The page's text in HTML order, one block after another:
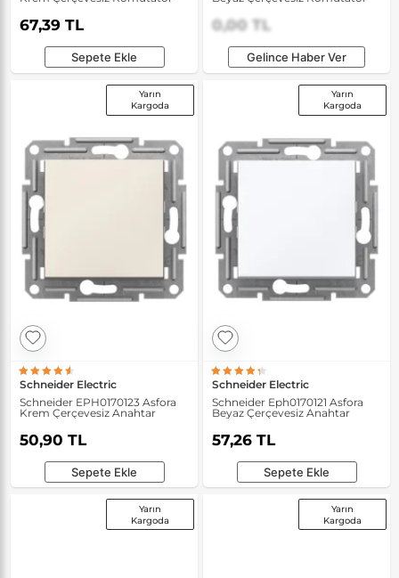
67,39 TL
Sepete Ekle
0,00 TL
Gelince Haber Ver
Yarın
Kargoda
Schneider Electric
Schneider EPH0170123 Asfora
Krem Çerçevesiz Anahtar
50,90 TL
Sepete Ekle
Yarın
Kargoda
Schneider Electric
Schneider Eph0170121 Asfora
Beyaz Çerçevesiz Anahtar
57,26 TL
Sepete Ekle
Yarın
Kargoda
Yarın
Kargoda